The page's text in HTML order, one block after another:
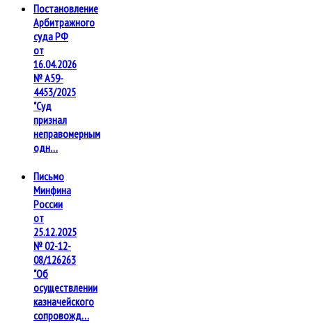
Постановление
Арбитражного
суда РФ
от
16.04.2026
№ А59-
4453/2025
"Суд
признал
неправомерным
одн…
Письмо
Минфина
России
от
25.12.2025
№ 02-12-
08/126263
"Об
осуществлении
казначейского
сопровожд…